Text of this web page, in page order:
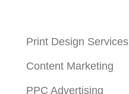
Print Design Services
Content Marketing
PPC Advertising